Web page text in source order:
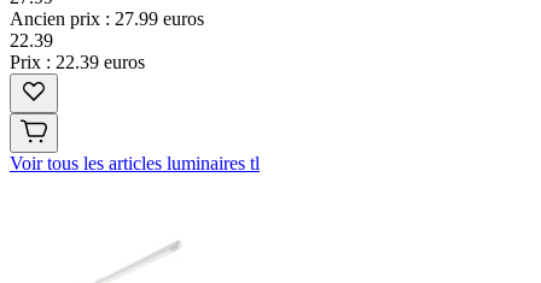
Ancien prix : 27.99 euros
22.39
Prix : 22.39 euros
Voir tous les articles luminaires tl